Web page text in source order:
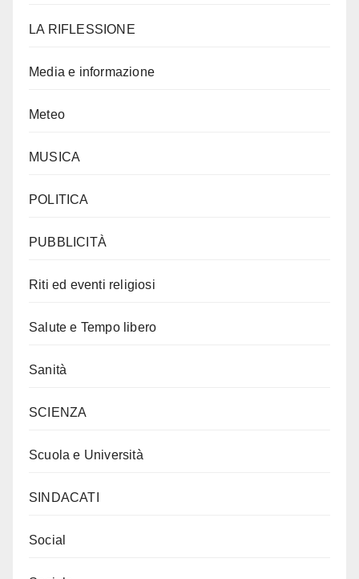
LA RIFLESSIONE
Media e informazione
Meteo
MUSICA
POLITICA
PUBBLICITÀ
Riti ed eventi religiosi
Salute e Tempo libero
Sanità
SCIENZA
Scuola e Università
SINDACATI
Social